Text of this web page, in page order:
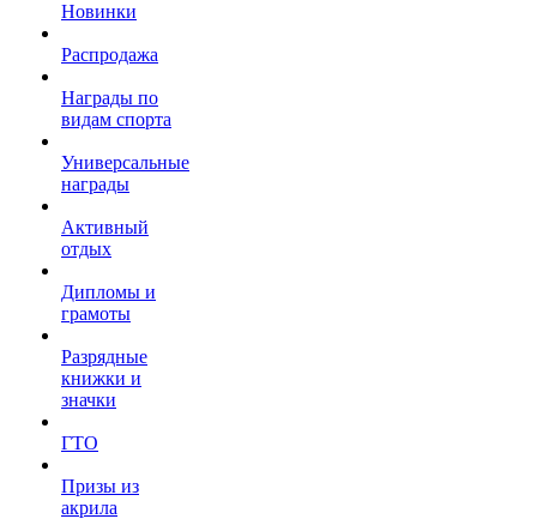
Новинки
Распродажа
Награды по
видам спорта
Универсальные
награды
Активный
отдых
Дипломы и
грамоты
Разрядные
книжки и
значки
ГТО
Призы из
акрила